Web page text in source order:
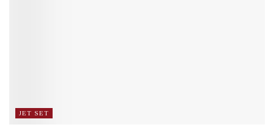
JET SET